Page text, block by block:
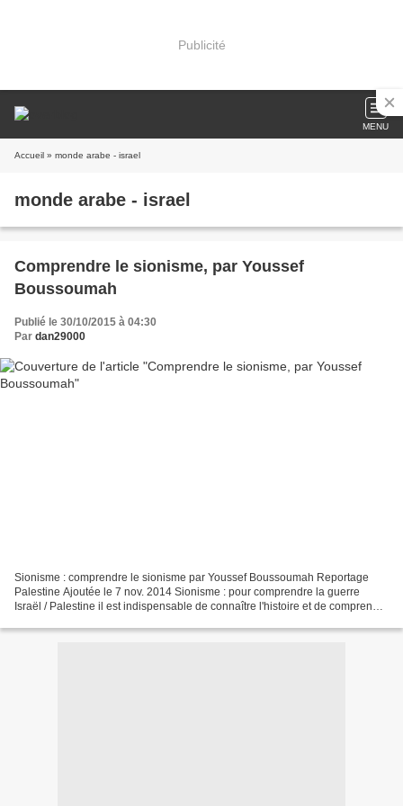
Publicité
MENU
Accueil » monde arabe - israel
monde arabe - israel
Comprendre le sionisme, par Youssef
Boussoumah
Publié le 30/10/2015 à 04:30
Par dan29000
Sionisme : comprendre le sionisme par Youssef Boussoumah Reportage
Palestine Ajoutée le 7 nov. 2014 Sionisme : pour comprendre la guerre
Israël / Palestine il est indispensable de connaître l'histoire et de comprendre